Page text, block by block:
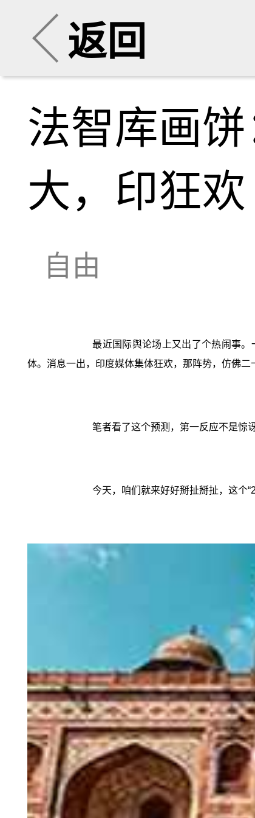
返回
法智库画
大，印狂欢
自由
最近国际舆论场上又出了个热闹事
体。消息一出，印度媒体集体狂欢，那阵势，仿佛二
笔者看了这个预测，第一反应不是惊
今天，咱们就来好好掰扯掰扯，这个